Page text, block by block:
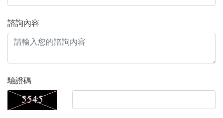
諮詢內容
驗證碼